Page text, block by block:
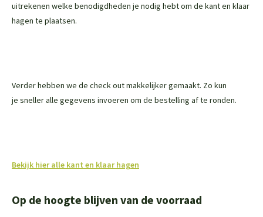
uitrekenen welke benodigdheden je nodig hebt om de kant en klaar
hagen te plaatsen.
Verder hebben we de check out makkelijker gemaakt. Zo kun
je sneller alle gegevens invoeren om de bestelling af te ronden.
Bekijk hier alle kant en klaar hagen
Op de hoogte blijven van de voorraad